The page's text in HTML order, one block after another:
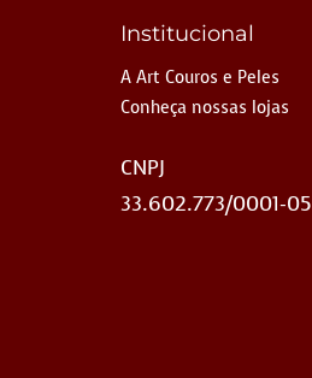
Institucional
A Art Couros e Peles
Conheça nossas lojas
CNPJ
33.602.773/0001-05